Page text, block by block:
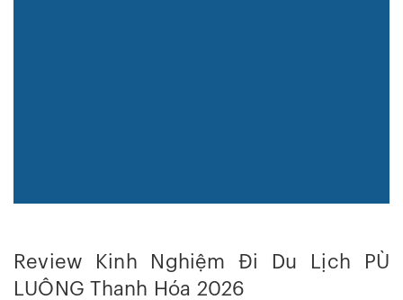
Review Kinh Nghiệm Đi Du Lịch PÙ
LUÔNG Thanh Hóa 2026